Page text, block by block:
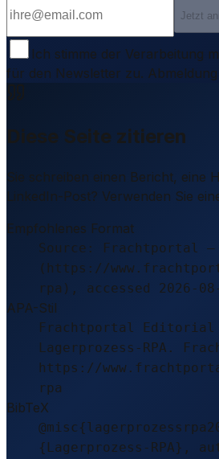
Jetzt
Ich stimme der Verarbeitung
für den Newsletter zu.
Diese Seite zitieren
Sie schreiben einen Bericht, eine
LinkedIn-Post? Verwenden Sie
Empfohlenes Format
Source: Frachtportal –
(https://
rpa), accessed 2026-
APA-Stil
Frachtportal Editorial
Lagerprozess-RPA.
https://
rpa
BibTeX
{Lagerprozess-RPA},